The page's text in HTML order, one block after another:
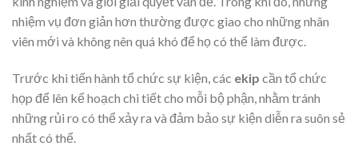
nhiệm vụ đơn giản hơn thường được giao cho những nhân
viên mới và không nên quá khó để họ có thể làm được.
Trước khi tiến hành tổ chức sự kiện, các ekip cần tổ chức
họp để lên kế hoạch chi tiết cho mỗi bộ phận, nhằm tránh
những rủi ro có thể xảy ra và đảm bảo sự kiện diễn ra suôn sẻ
nhất có thể.